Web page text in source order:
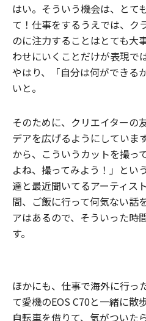
はい。そういう機会は、とて
て！仕事をするうえでは、ク
のに注力することはとても大
わせにいくことだけが表現で
やはり、「自分は何ができる
いと。
そのために、クリエイターの
デアを広げるようにしていま
から、こういうカットを撮っ
よね、撮ってみよう！」とい
達と最近聞いてるアーティス
間、ご飯に行って何気ない話
アはあるので、そういった時
す。
ほかにも、仕事で海外に行っ
て愛機のEOS C70と一緒に散
自転車を借りて、気がついた